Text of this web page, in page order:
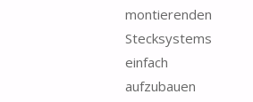
montierenden
Stecksystems
einfach
aufzubauen